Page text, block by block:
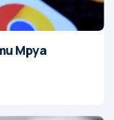
Mpya